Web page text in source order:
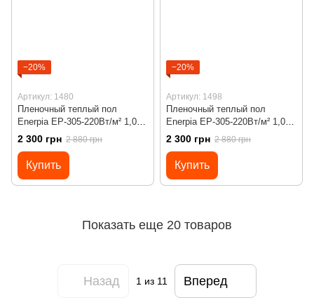
−20%
Артикул: 1480
Пленочный теплый пол
Enerpia EP-305-220Вт/м² 1,0м²
(0.5м х 2м)/ 220Вт под
ламинат с сенсорным
программируемым
терморегулятором Х55
2 300 грн 2 880 грн
Купить
−20%
Артикул: 1498
Пленочный теплый пол
Enerpia EP-305-220Вт/м² 1,0м²
(0.5м х 2м)/ 220Вт под
ламинат с сенсорным
программируемым
терморегулятором Х55
черным
2 300 грн 2 880 грн
Купить
Показать еще 20 товаров
Назад 1 из 11 Вперед